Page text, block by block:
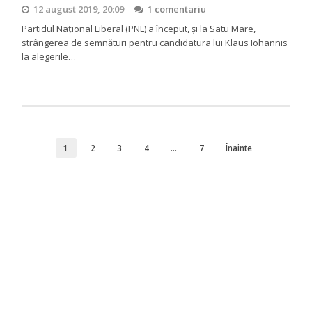
12 august 2019, 20:09
1 comentariu
Partidul Național Liberal (PNL) a început, și la Satu Mare,
strângerea de semnături pentru candidatura lui Klaus Iohannis
la alegerile…
1 2 3 4 … 7 Înainte